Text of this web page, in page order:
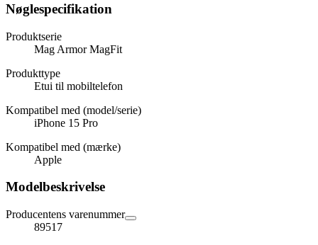
Nøglespecifikation
Produktserie
Mag Armor MagFit
Produkttype
Etui til mobiltelefon
Kompatibel med (model/serie)
iPhone 15 Pro
Kompatibel med (mærke)
Apple
Modelbeskrivelse
Producentens varenummer
89517